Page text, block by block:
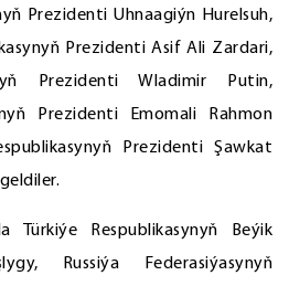
Prezidenti Uhnaagiýn Hurelsuh,
Prezidenti Asif Ali Zardari,
Prezidenti Wladimir Putin,
Prezidenti Emomali Rahmon
Prezidenti Şawkat
Türkiýe Respublikasynyň Beýik
Russiýa Federasiýasynyň